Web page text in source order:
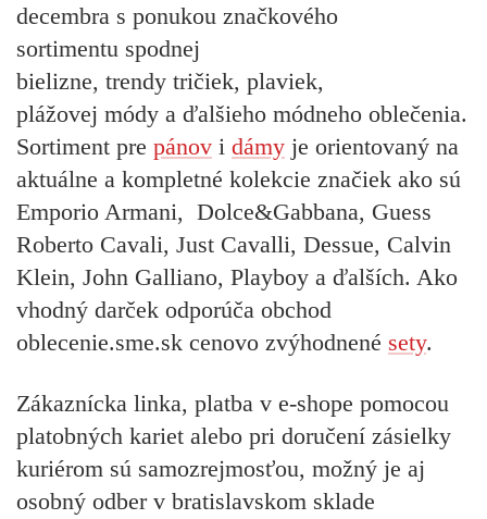
decembra s ponukou značkového
sortimentu spodnej
bielizne, trendy tričiek, plaviek,
plážovej módy a ďalšieho módneho oblečenia.
Sortiment pre pánov i dámy je orientovaný na
aktuálne a kompletné kolekcie značiek ako sú
Emporio Armani, Dolce&Gabbana, Guess
Roberto Cavali, Just Cavalli, Dessue, Calvin
Klein, John Galliano, Playboy a ďalších. Ako
vhodný darček odporúča obchod
oblecenie.sme.sk cenovo zvýhodnené sety.
Zákaznícka linka, platba v e-shope pomocou
platobných kariet alebo pri doručení zásielky
kuriérom sú samozrejmosťou, možný je aj
osobný odber v bratislavskom sklade